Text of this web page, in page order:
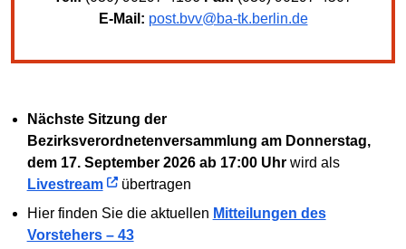
E-Mail: post.bvv@ba-tk.berlin.de
Nächste Sitzung der
Bezirksverordnetenversammlung am Donnerstag,
dem 17. September 2026 ab 17:00 Uhrwird als
Livestream
übertragen
Hier finden Sie die aktuellen Mitteilungen des
Vorstehers – 43